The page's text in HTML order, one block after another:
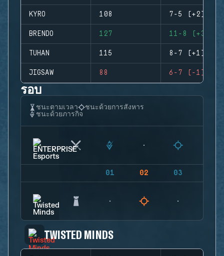
KYRO 108 7-5 (+2)
BRENDO 127 11-8 (+3)
TUHAN 115 8-7 (+1)
JIGSAW 88 6-7 (-1)
รอบ
ชนะตามเวลา
ชนะด้วยการสังหาร
ชนะด้วยภารกิจ
01 02 03
TWISTED MINDS